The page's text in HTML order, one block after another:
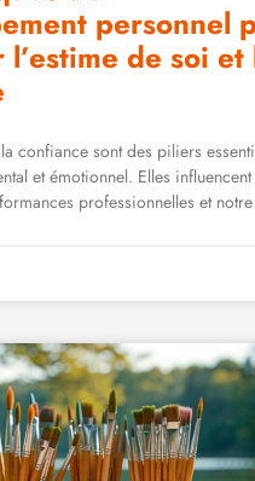
personnel
de soi et
la confiance sont des piliers
et émotionnel. Elles
professionnelles et notre